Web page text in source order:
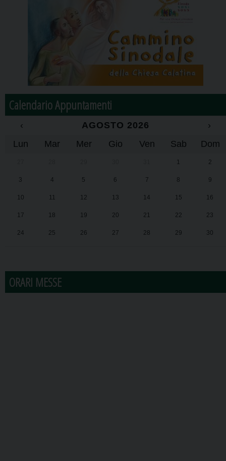
Calendario Appuntamenti
‹ AGOSTO 2026
›
Lun
Mar Mer Gio Ven Sab Dom
1 2
3 4 5 6 7 8 9
10 11 12 13 14 15 16
17 18 19 20 21 22 23
24 25 26 27 28 29 30
ORARI MESSE